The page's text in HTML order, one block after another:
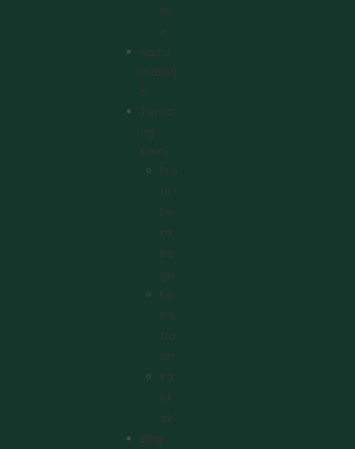
Lin
E
Kartu
Prakerj
A
Tenta
Ng
Kami
Pro
Fil
Le
M
Ba
Ga
Ke
Mi
Tra
An
Ko
Nt
Ak
Blog